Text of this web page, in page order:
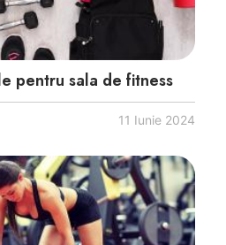
pentru sala de fitness
11 Iunie 2024